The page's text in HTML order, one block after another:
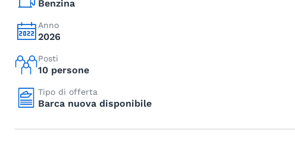
Benzina
Anno
2026
Posti
10 persone
Tipo di offerta
Barca nuova disponibile